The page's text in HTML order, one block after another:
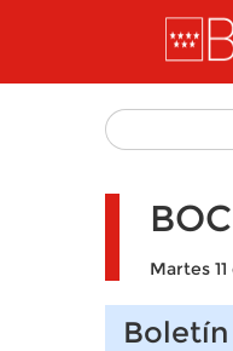
Pasar al contenido principal
Martes
Boletín